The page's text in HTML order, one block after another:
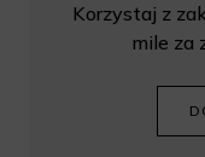
Korzystaj z
mile za